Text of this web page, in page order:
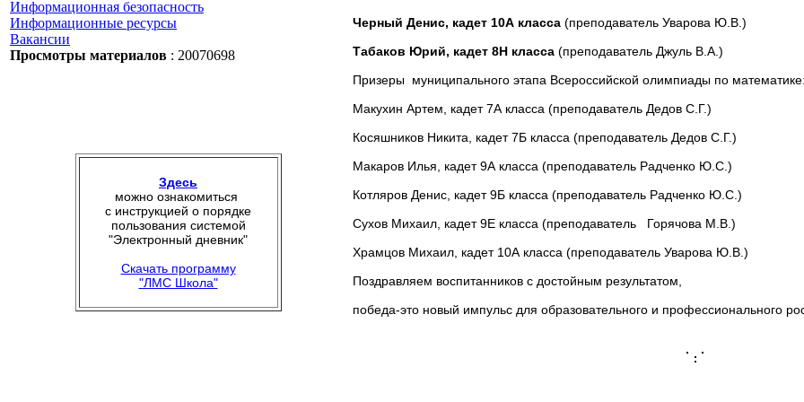
Информационная безопасность
Информационные ресурсы
Вакансии
Просмотры материалов : 20070698
Здесь
можно ознакомиться
с инструкцией о порядке
пользования системой
"Электронный дневник"
Скачать программу
"ЛМС Школа"
Черный Денис, кадет 10А класса (преподаватель Уварова Ю.В.)
Табаков Юрий, кадет 8Н класса (преподаватель Джуль В.А.)
Призеры муниципального этапа Всероссийской олимпиады по математике:
Макухин Артем, кадет 7А класса (преподаватель Дедов С.Г.)
Косяшников Никита, кадет 7Б класса (преподаватель Дедов С.Г.)
Макаров Илья, кадет 9А класса (преподаватель Радченко Ю.С.)
Котляров Денис, кадет 9Б класса (преподаватель Радченко Ю.С.)
Сухов Михаил, кадет 9Е класса (преподаватель Горячова М.В.)
Храмцов Михаил, кадет 10А класса (преподаватель Уварова Ю.В.)
Поздравляем воспитанников с достойным результатом,
победа-это новый импульс для образовательного и профессионального